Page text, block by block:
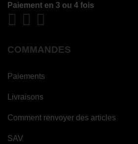
Paiement en 3 ou 4 fois
COMMANDES
Paiements
Livraisons
Comment renvoyer des articles
SAV